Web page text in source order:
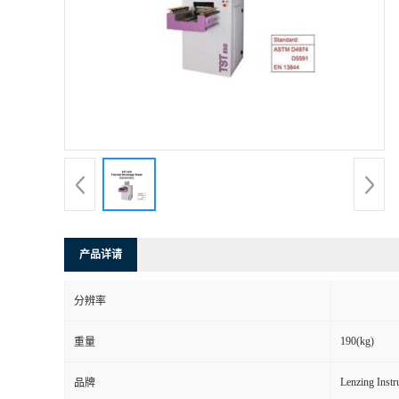
产品详请
分辨率
重量 190(kg)
品牌 Lenzing